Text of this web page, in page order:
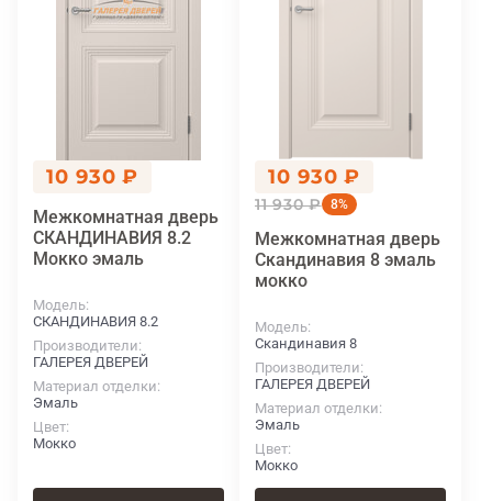
10 930 ₽
Межкомнатная дверь
СКАНДИНАВИЯ 8.2
Мокко эмаль
Модель
СКАНДИНАВИЯ 8.2
Производители
ГАЛЕРЕЯ ДВЕРЕЙ
Материал отделки
Эмаль
Цвет
Мокко
10 930 ₽
11 930 ₽ 8%
Межкомнатная дверь
Скандинавия 8 эмаль
мокко
Модель
Скандинавия 8
Производители
ГАЛЕРЕЯ ДВЕРЕЙ
Материал отделки
Эмаль
Цвет
Мокко